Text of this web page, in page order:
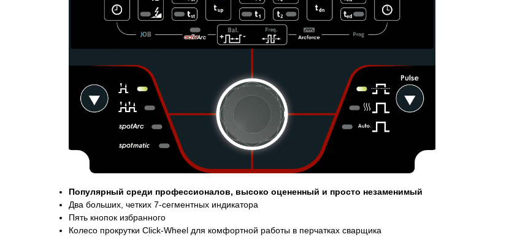
Популярный среди профессионалов, высоко оцененный и просто незаменимый
Два больших, четких 7-сегментных индикатора
Пять кнопок избранного
Колесо прокрутки Click-Wheel для комфортной работы в перчатках сварщика